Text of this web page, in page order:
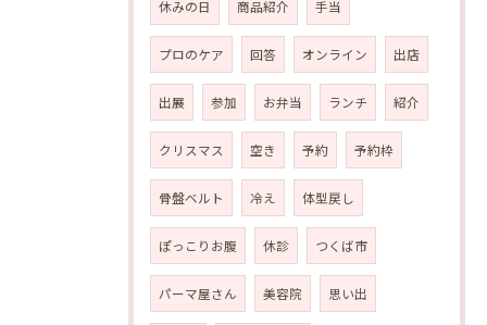
休みの日 商品紹介 手当
プロのケア 回答 オンライン 出店
出展 参加 お弁当 ランチ 紹介
クリスマス 空き 予約 予約枠
骨盤ベルト 冷え 体型戻し
ぽっこりお腹 休診 つくば市
パーマ屋さん 美容院 思い出